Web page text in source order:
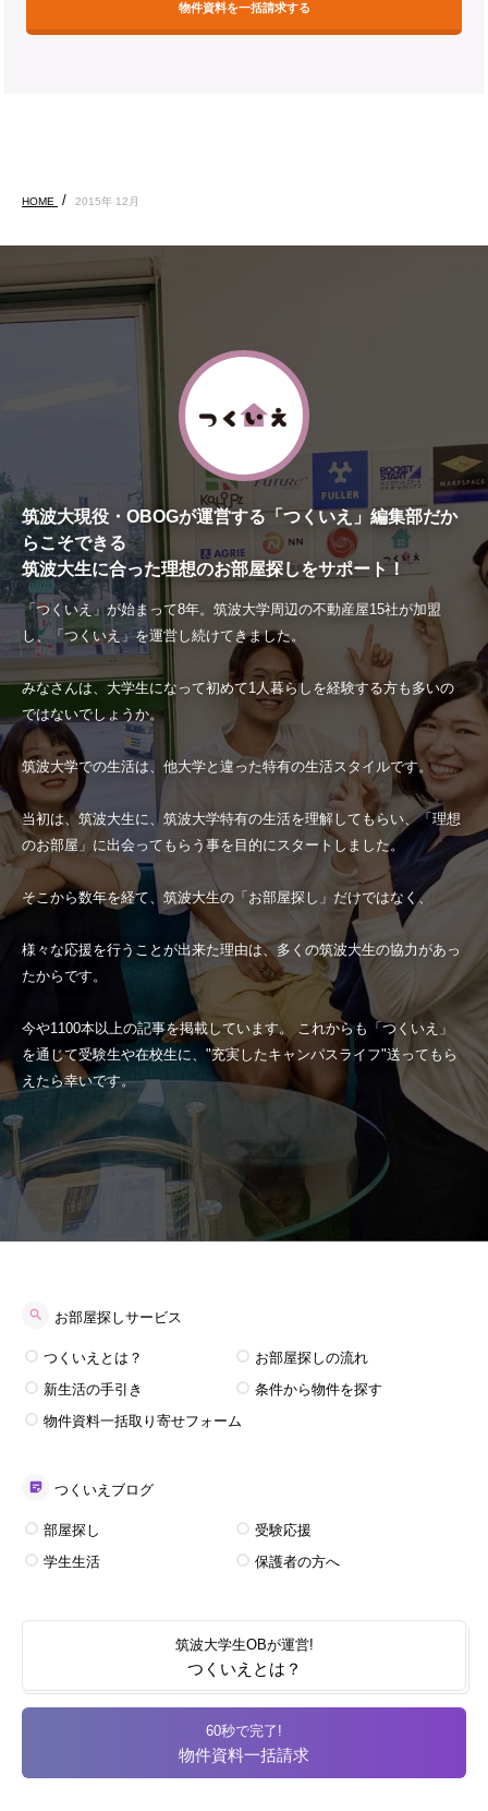
物件資料を一括請求する
HOME 2015年 12月
筑波大現役・OBOGが運営する「つくいえ」編集部だか
らこそできる
筑波大生に合った理想のお部屋探しをサポート！
「つくいえ」が始まって8年。筑波大学周辺の不動産屋15社が加盟
し、「つくいえ」を運営し続けてきました。
みなさんは、大学生になって初めて1人暮らしを経験する方も多いの
ではないでしょうか。
筑波大学での生活は、他大学と違った特有の生活スタイルです。
当初は、筑波大生に、筑波大学特有の生活を理解してもらい、「理想
のお部屋」に出会ってもらう事を目的にスタートしました。
そこから数年を経て、筑波大生の「お部屋探し」だけではなく、
様々な応援を行うことが出来た理由は、多くの筑波大生の協力があっ
たからです。
今や1100本以上の記事を掲載しています。 これからも「つくいえ」
を通じて受験生や在校生に、"充実したキャンパスライフ"送ってもら
えたら幸いです。
お部屋探しサービス
つくいえとは？
お部屋探しの流れ
新生活の手引き
条件から物件を探す
物件資料一括取り寄せフォーム
つくいえブログ
部屋探し
受験応援
学生生活
保護者の方へ
筑波大学生OBが運営!
つくいえとは？
60秒で完了!
物件資料一括請求